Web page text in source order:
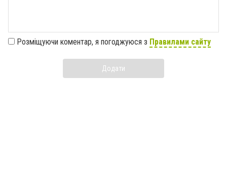
Розміщуючи коментар, я погоджуюся з Правилами сайту
Додати